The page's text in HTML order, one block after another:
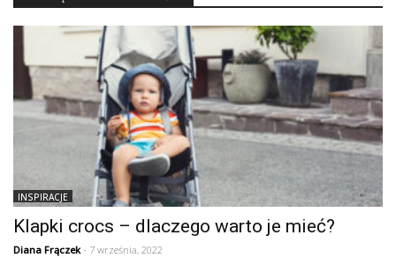
INSPIRACJE
Klapki crocs – dlaczego warto je mieć?
Diana Frączek- 7 września, 2022